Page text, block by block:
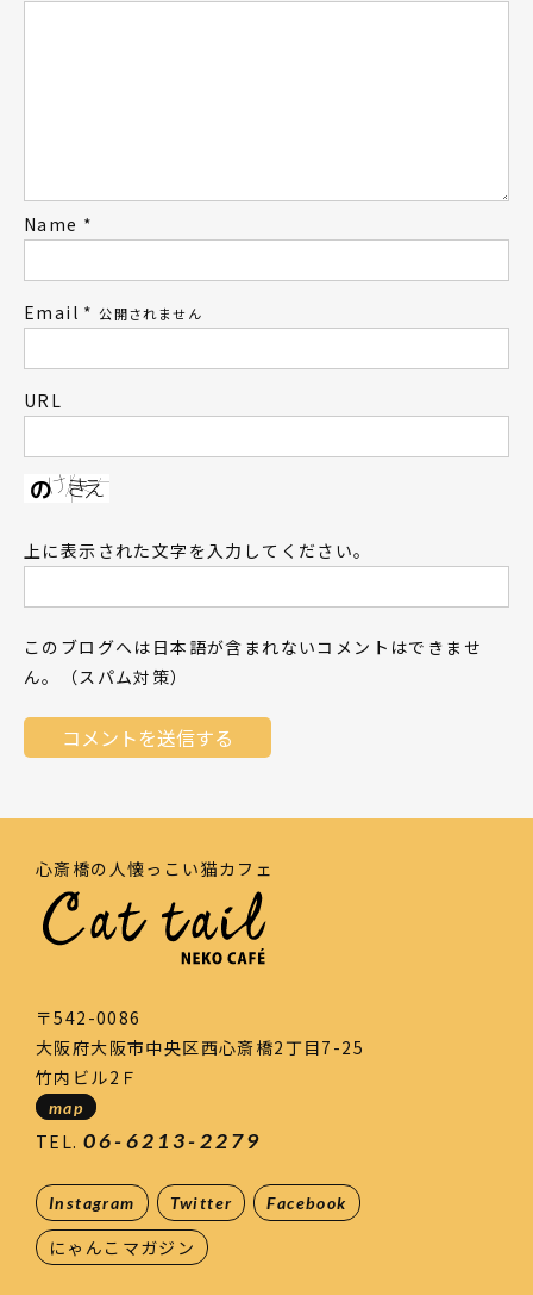
Name *
Email * 公開されません
URL
上に表示された文字を入力してください。
このブログへは日本語が含まれないコメントはできませ
ん。（スパム対策）
心斎橋の人懐っこい猫カフェ
〒542-0086
大阪府大阪市中央区西心斎橋2丁目7-25
竹内ビル2Ｆ
map
TEL. 06-6213-2279
Instagram Twitter Facebook
にゃんこマガジン